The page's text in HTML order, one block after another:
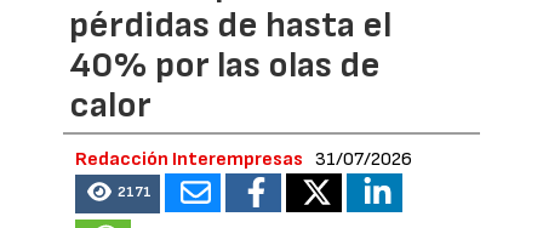
pérdidas de hasta el
40% por las olas de
calor
Redacción Interempresas 31/07/2026
2171